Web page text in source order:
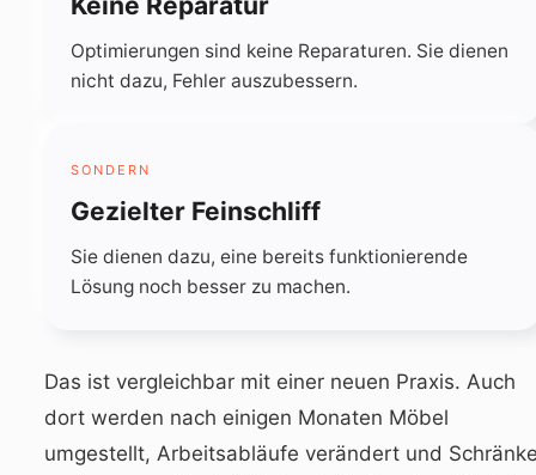
Optimierungen sind keine Reparaturen. Sie dienen
nicht dazu, Fehler auszubessern.
SONDERN
Gezielter Feinschliff
Sie dienen dazu, eine bereits funktionierende
Lösung noch besser zu machen.
Das ist vergleichbar mit einer neuen Praxis. Auch
dort werden nach einigen Monaten Möbel
umgestellt, Arbeitsabläufe verändert und